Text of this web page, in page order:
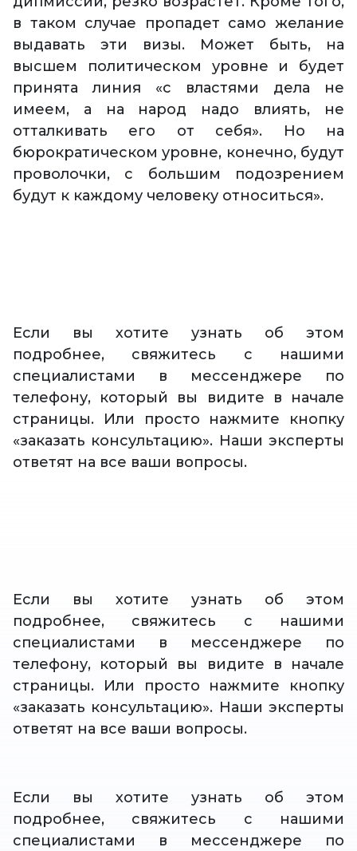
в таком случае пропадет само желание
выдавать эти визы. Может быть, на
высшем политическом уровне и будет
принята линия «с властями дела не
имеем, а на народ надо влиять, не
отталкивать его от себя». Но на
бюрократическом уровне, конечно, будут
проволочки, с большим подозрением
будут к каждому человеку относиться».
Если вы хотите узнать об этом
подробнее, свяжитесь с нашими
специалистами в мессенджере по
телефону, который вы видите в начале
страницы. Или просто нажмите кнопку
«заказать консультацию». Наши эксперты
ответят на все ваши вопросы.
Если вы хотите узнать об этом
подробнее, свяжитесь с нашими
специалистами в мессенджере по
телефону, который вы видите в начале
страницы. Или просто нажмите кнопку
«заказать консультацию». Наши эксперты
ответят на все ваши вопросы.
Если вы хотите узнать об этом
подробнее, свяжитесь с нашими
специалистами в мессенджере по